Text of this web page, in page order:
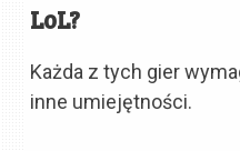
LoL?
Każda z tych gier
inne umiejętności.